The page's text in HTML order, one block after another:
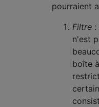
pourraient
Filtre :
n'est
boîte